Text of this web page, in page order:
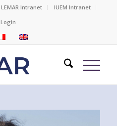
LEMAR Intranet
IUEM Intranet
Login